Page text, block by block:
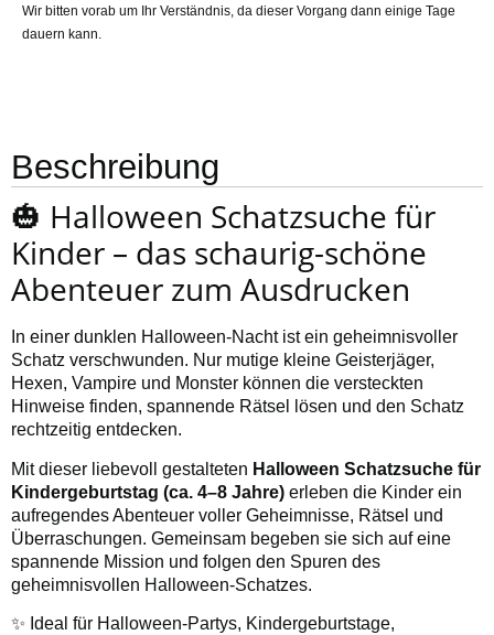
Wir bitten vorab um Ihr Verständnis, da dieser Vorgang dann einige Tage
dauern kann.
Beschreibung
🎃 Halloween Schatzsuche für
Kinder – das schaurig-schöne
Abenteuer zum Ausdrucken
In einer dunklen Halloween-Nacht ist ein geheimnisvoller
Schatz verschwunden. Nur mutige kleine Geisterjäger,
Hexen, Vampire und Monster können die versteckten
Hinweise finden, spannende Rätsel lösen und den Schatz
rechtzeitig entdecken.
Mit dieser liebevoll gestalteten Halloween Schatzsuche für
Kindergeburtstag (ca. 4–8 Jahre) erleben die Kinder ein
aufregendes Abenteuer voller Geheimnisse, Rätsel und
Überraschungen. Gemeinsam begeben sie sich auf eine
spannende Mission und folgen den Spuren des
geheimnisvollen Halloween-Schatzes.
✨ Ideal für Halloween-Partys, Kindergeburtstage,